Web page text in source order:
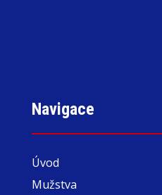
Navigace
Úvod
Mužstva